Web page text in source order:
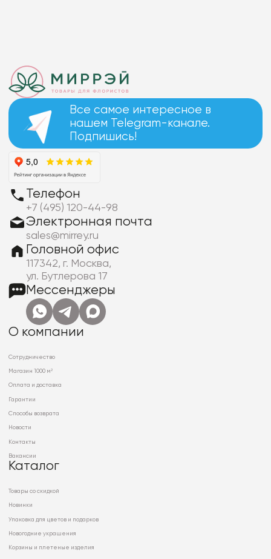
Все самое интересное в
нашем Telegram-канале.
Подпишись!
Телефон
+7 (495) 120-44-98
Электронная почта
sales@mirrey.ru
Головной офис
117342, г. Москва,
ул. Бутлерова 17
Мессенджеры
О компании
Сотрудничество
Магазин 1000 м²
Оплата и доставка
Гарантии
Способы возврата
Новости
Контакты
Вакансии
Каталог
Товары со скидкой
Новинки
Упаковка для цветов и подарков
Новогодние украшения
Корзины и плетеные изделия